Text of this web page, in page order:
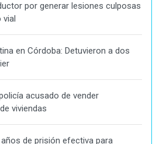
por generar lesiones culposas
en Córdoba: Detuvieron a dos
acusado de vender
viviendas
de prisión efectiva para